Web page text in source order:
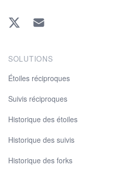
Twitter EMAIL
SOLUTIONS
Étoiles réciproques
Suivis réciproques
Historique des étoiles
Historique des suivis
Historique des forks